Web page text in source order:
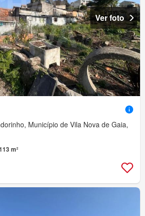
Ver foto
Município de Vila Nova de Gaia,
m²